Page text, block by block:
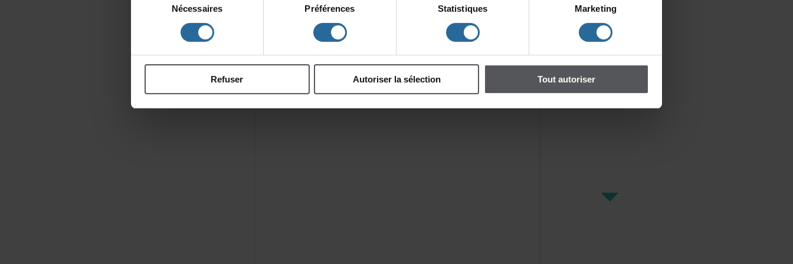
consentement
Nécessaires Préférences Statistiques Marketing
Refuser Autoriserlasélection ToutautoriserLesMoineauchez